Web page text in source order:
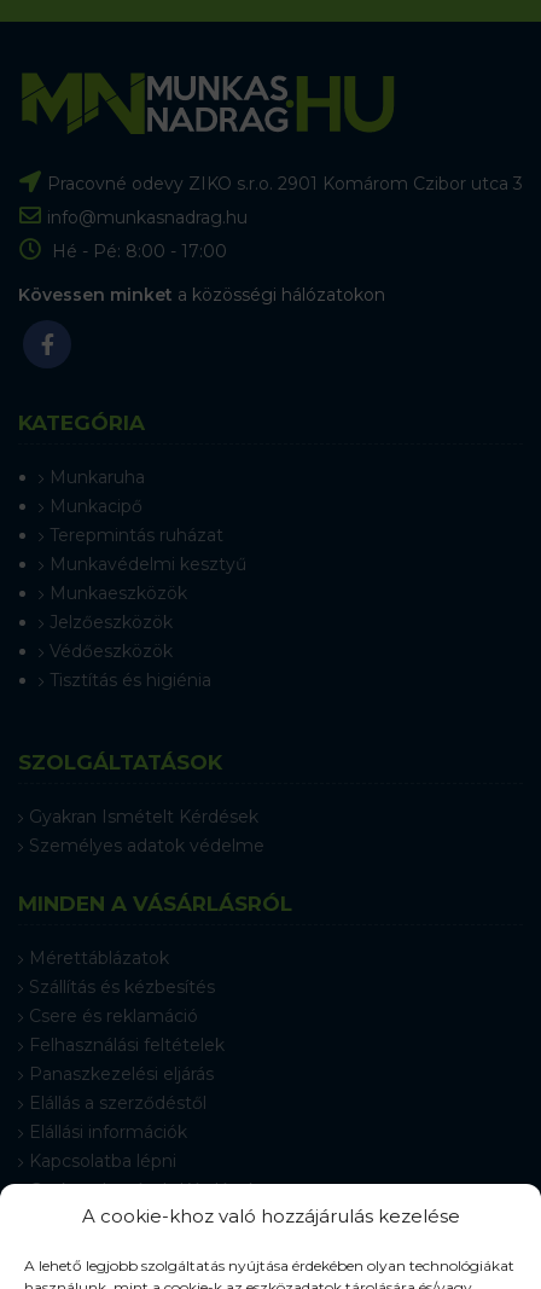
A cookie-khoz való hozzájárulás kezelése
A lehető legjobb szolgáltatás nyújtása érdekében olyan technológiákat
Pracovné odevy ZIKO s.r.o. 2901 Komárom Czibor utca 3
info@munkasnadrag.hu
Hé - Pé: 8:00 - 17:00
Kövessen minket a közösségi hálózatokon
KATEGÓRIA
Munkaruha
Munkacipő
Terepmintás ruházat
Munkavédelmi kesztyű
Munkaeszközök
Jelzőeszközök
Védőeszközök
Tisztítás és higiénia
SZOLGÁLTATÁSOK
Gyakran Ismételt Kérdések
Személyes adatok védelme
MINDEN A VÁSÁRLÁSRÓL
Mérettáblázatok
Szállítás és kézbesítés
Csere és reklamáció
Felhasználási feltételek
Panaszkezelési eljárás
Elállás a szerződéstől
Elállási információk
Kapcsolatba lépni
Gyakran Ismételt Kérdések
Cookie-beállítások